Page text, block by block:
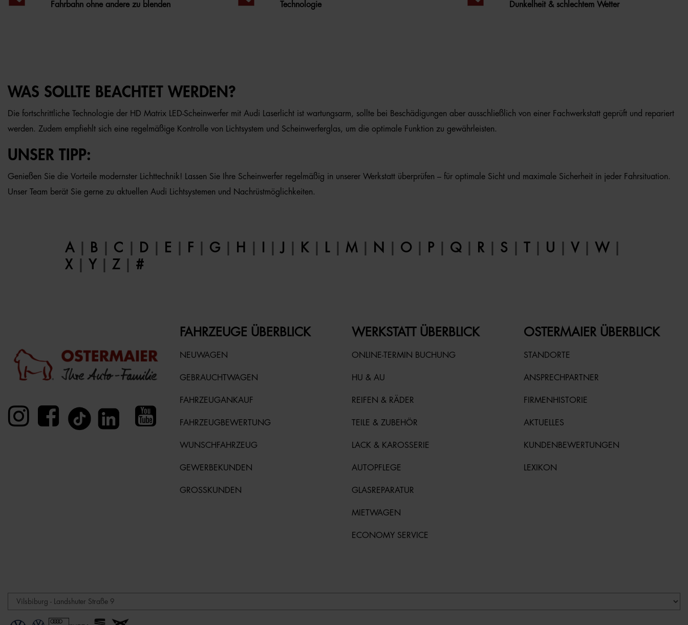
Fahrbahn ohne andere zu blenden
Technologie
Dunkelheit & schlechtem Wetter
WAS SOLLTE BEACHTET WERDEN?
Die fortschrittliche Technologie der HD Matrix LED-Scheinwerfer mit Audi Laserlicht ist wartungsarm, sollte bei Beschädigungen aber ausschließlich von einer Fachwerkstatt geprüft und repariert
werden. Zudem empfiehlt sich eine regelmäßige Kontrolle von Lichtsystem und Scheinwerferglas, um die optimale Funktion zu gewährleisten.
UNSER TIPP:
Genießen Sie die Vorteile modernster Lichttechnik! Lassen Sie Ihre Scheinwerfer regelmäßig in unserer Werkstatt überprüfen – für optimale Sicht und maximale Sicherheit in jeder Fahrsituation.
Unser Team berät Sie gerne zu aktuellen Audi Lichtsystemen und Nachrüstmöglichkeiten.
A| B C D E F G H |J K L| M| N O| P Q| R S U V W
X
Y Z| #
FAHRZEUGE ÜBERBLICK
NEUWAGEN
GEBRAUCHTWAGEN
FAHRZEUGANKAUF
FAHRZEUGBEWERTUNG
WUNSCHFAHRZEUG
GEWERBEKUNDEN
GROSSKUNDEN
WERKSTATT ÜBERBLICK
ONLINE-TERMIN BUCHUNG
HU & AU
REIFEN & RÄDER
TEILE & ZUBEHÖR
LACK & KAROSSERIE
AUTOPFLEGE
GLASREPARATUR
MIETWAGEN
ECONOMY SERVICE
OSTERMAIER ÜBERBLICK
STANDORTE
ANSPRECHPARTNER
FIRMENHISTORIE
AKTUELLES
KUNDENBEWERTUNGEN
LEXIKON